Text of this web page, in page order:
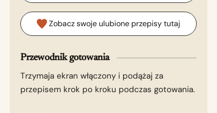
Zobacz swoje ulubione przepisy tutaj
Przewodnik gotowania
Trzymaja ekran włączony i podążaj za
przepisem krok po kroku podczas gotowania.